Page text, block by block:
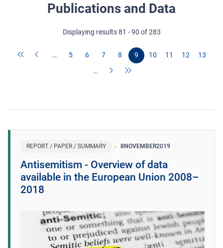
Publications and Data
Displaying results 81 - 90 of 283
… 5 6 7 8 9 10 11 12
13
…
REPORT / PAPER / SUMMARY 8NOVEMBER2019
Antisemitism - Overview of data
available in the European Union 2008–
2018